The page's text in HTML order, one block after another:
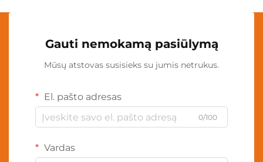
Gauti nemokamą pasiūlymą
Mūsų atstovas susisieks su jumis netrukus.
El. pašto adresas
0/100
Vardas